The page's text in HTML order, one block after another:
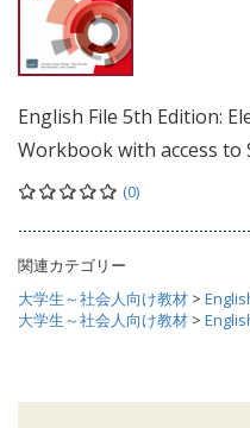
English File 5th Edition:
Workbook with access to
(0)
関連カテゴリー
大学生～社会人向け教材 >
大学生～社会人向け教材 >